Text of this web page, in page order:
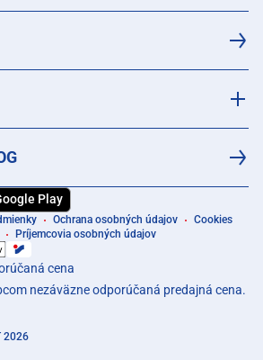
Play
Ochrana osobných údajov
Cookies
Príjemcovia osobných údajov
cena
nezáväzne odporúčaná predajná cena.
2026